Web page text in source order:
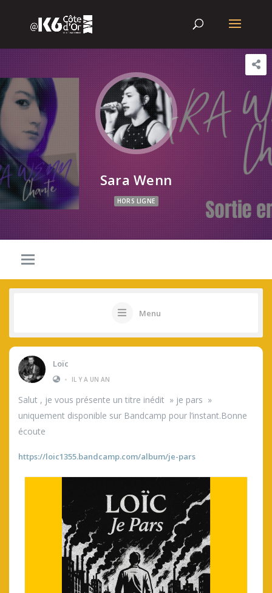
Sara Wenn
HORS LIGNE
Menu
Loïc
•
IL Y A UN AN
Salut , je vous présente un titre inédit » je pars »
uniquement disponible sur Bandcamp pour l’instant.Bonne
écoute
https://loic1355.bandcamp.com/album/je-pars